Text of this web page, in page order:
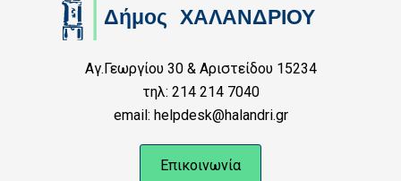
Αγ.Γεωργίου 30 & Αριστείδου 15234
τηλ: 214 214 7040
email: helpdesk@halandri.gr
Επικοινωνία